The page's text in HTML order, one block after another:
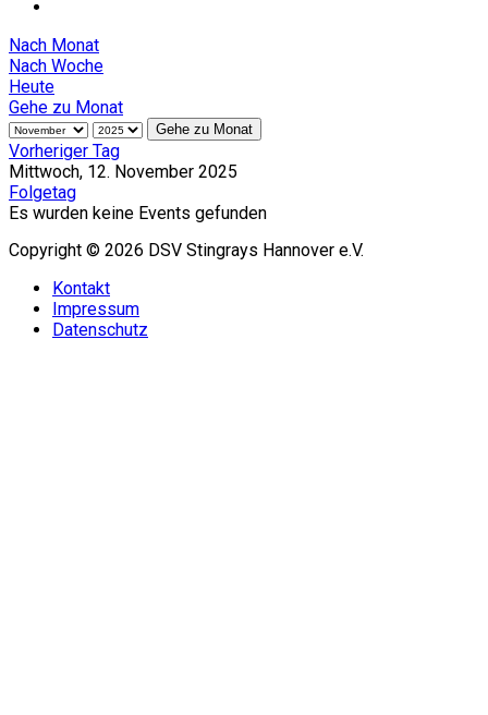
Nach Monat
Nach Woche
Heute
Gehe zu Monat
Gehe zu Monat
Vorheriger Tag
Mittwoch, 12. November 2025
Folgetag
Es wurden keine Events gefunden
Copyright © 2026 DSV Stingrays Hannover e.V.
Kontakt
Impressum
Datenschutz